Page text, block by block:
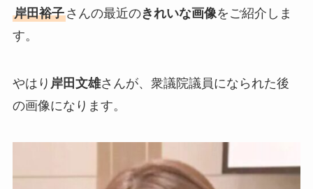
岸田裕子さんの最近のきれいな画像をご紹介しま
す。
やはり 岸田文雄さんが、衆議院議員になられた後
の画像になります。